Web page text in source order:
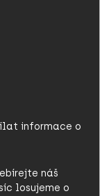
informace o
náš
losujeme o